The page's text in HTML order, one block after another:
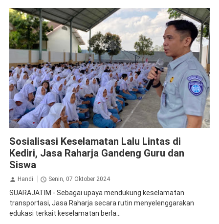
Sosialisasi Keselamatan Lalu Lintas di
Kediri, Jasa Raharja Gandeng Guru dan
Siswa
Handi Senin, 07 Oktober 2024
SUARAJATIM - Sebagai upaya mendukung keselamatan
transportasi, Jasa Raharja secara rutin menyelenggarakan
edukasi terkait keselamatan berla...